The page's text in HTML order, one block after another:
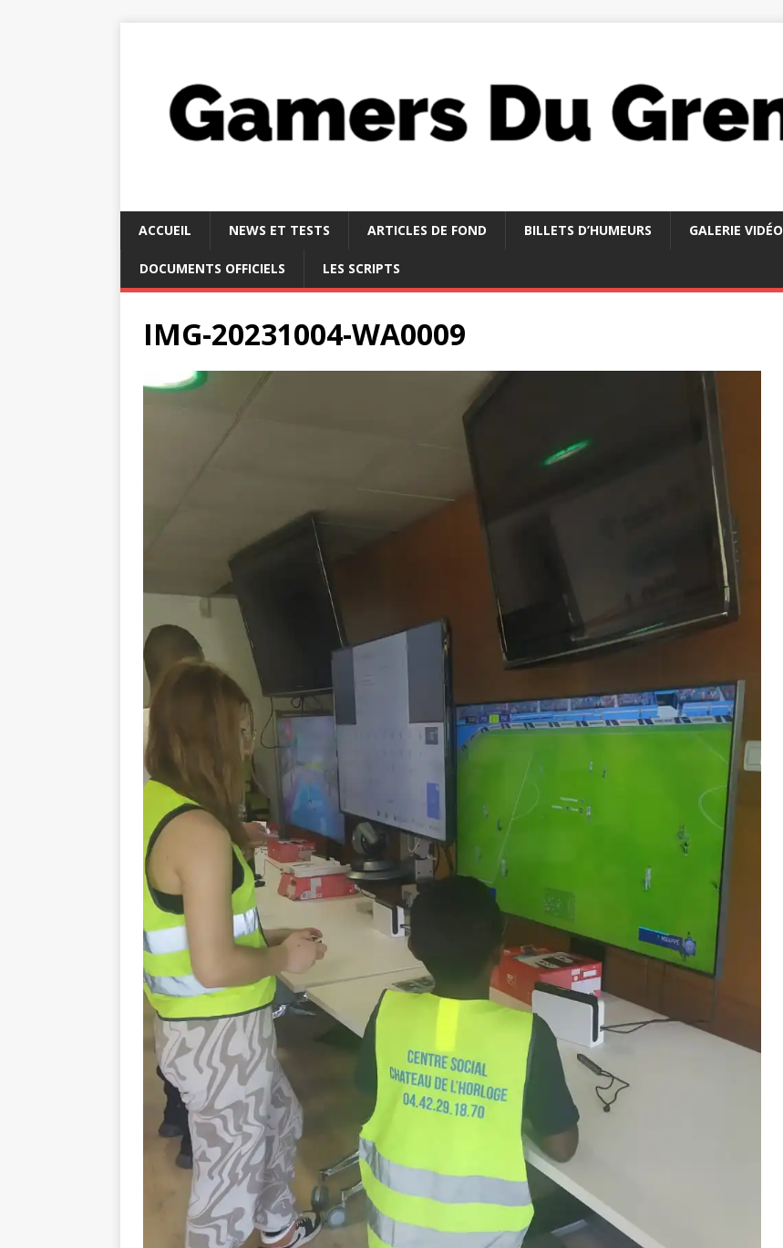
ACCUEIL NEWS ET TESTS ARTICLES DE FOND BILLETS D’HUMEURS GALERIE VIDÉO
DOCUMENTS OFFICIELS LES SCRIPTS
IMG-20231004-WA0009